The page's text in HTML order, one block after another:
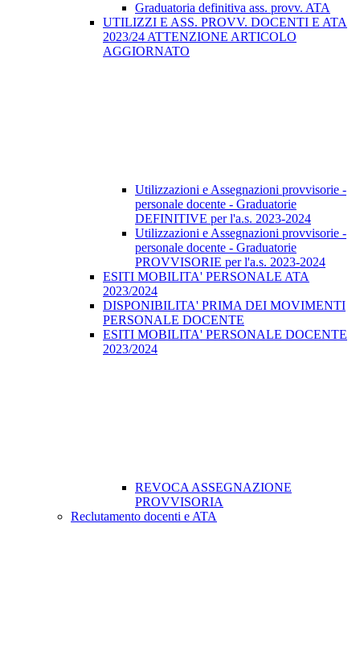
Graduatoria definitiva ass. provv. ATA
UTILIZZI E ASS. PROVV. DOCENTI E ATA
2023/24 ATTENZIONE ARTICOLO
AGGIORNATO
Utilizzazioni e Assegnazioni provvisorie -
personale docente - Graduatorie
DEFINITIVE per l'a.s. 2023-2024
Utilizzazioni e Assegnazioni provvisorie -
personale docente - Graduatorie
PROVVISORIE per l'a.s. 2023-2024
ESITI MOBILITA' PERSONALE ATA
2023/2024
DISPONIBILITA' PRIMA DEI MOVIMENTI
PERSONALE DOCENTE
ESITI MOBILITA' PERSONALE DOCENTE
2023/2024
REVOCA ASSEGNAZIONE
PROVVISORIA
Reclutamento docenti e ATA